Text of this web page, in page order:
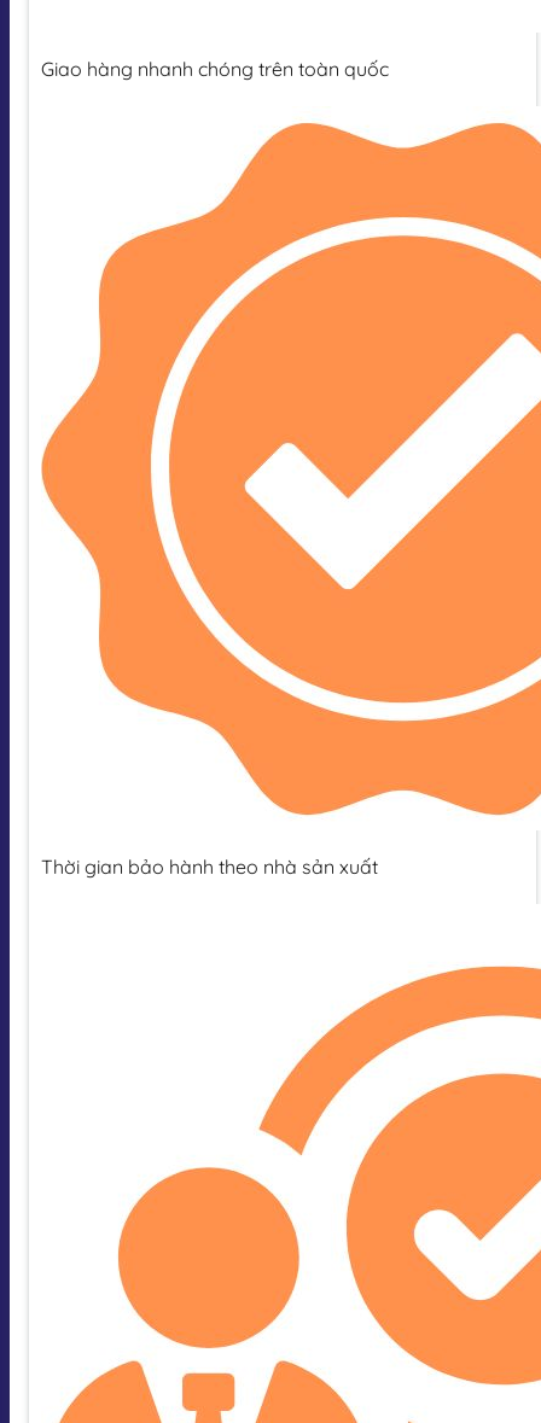
Giao hàng nhanh chóng trên toàn quốc
Thời gian bảo hành theo nhà sản xuất